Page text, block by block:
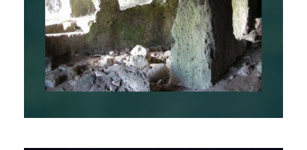
Cavità Ipogee